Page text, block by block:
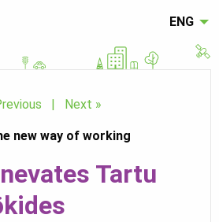
ENG
new way of working
Next »
Tartu